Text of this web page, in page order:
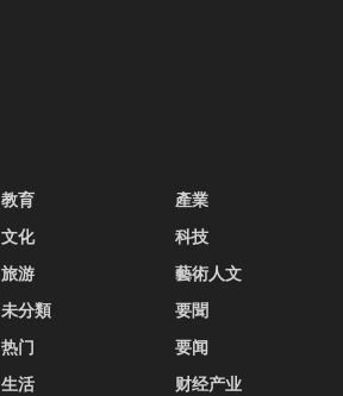
教育
文化
旅游
未分類
热门
生活
產業
科技
藝術人文
要聞
要闻
财经产业